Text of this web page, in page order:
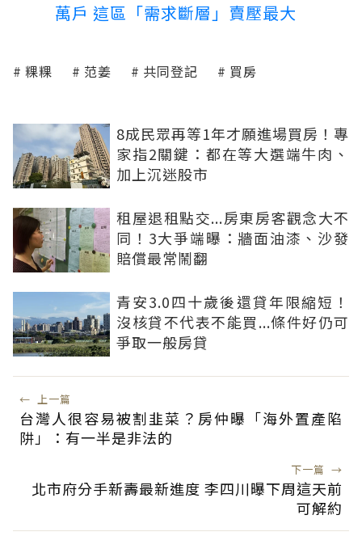
萬戶 這區「需求斷層」賣壓最大
粿粿 范姜 共同登記 買房
8成民眾再等1年才願進場買房！專
家指2關鍵：都在等大選端牛肉、
加上沉迷股市
租屋退租點交...房東房客觀念大不
同！3大爭端曝：牆面油漆、沙發
賠償最常鬧翻
青安3.0四十歲後還貸年限縮短！
沒核貸不代表不能買...條件好仍可
爭取一般房貸
← 上一篇
台灣人很容易被割韭菜？房仲曝「海外置產陷
阱」：有一半是非法的
下一篇 →
北市府分手新壽最新進度 李四川曝下周這天前
可解約